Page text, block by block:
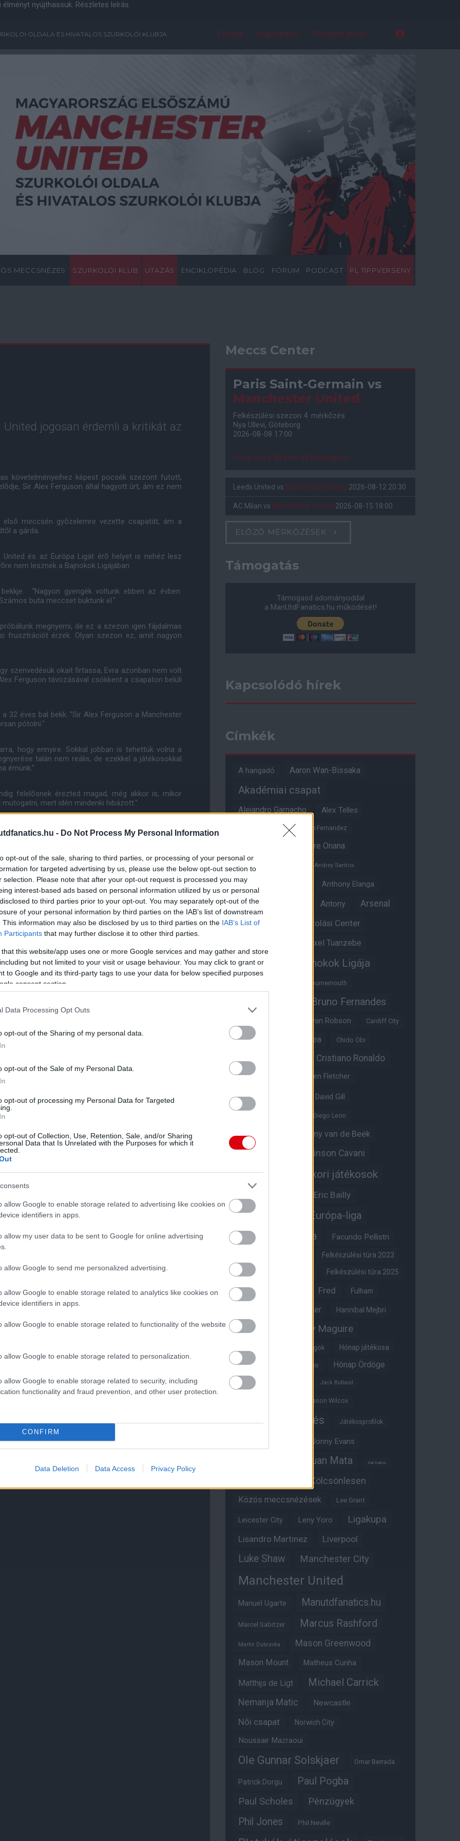
- Do Not Process My Personal Information
opt-out of the sale, sharing to third parties, or processing of your personal or
for targeted advertising by us, please use the below opt-out section to
selection. Please note that after your opt-out request is processed you may
interest-based ads based on personal information utilized by us or personal
to third parties prior to your opt-out. You may separately opt-out of the
of your personal information by third parties on the IAB’s list of downstream
This information may also be disclosed by us to third parties on the IAB’s List of
Participants that may further disclose it to other third parties.
that this website/app uses one or more Google services and may gather and store
but not limited to your visit or usage behaviour. You may click to grant or
to Google and its third-party tags to use your data for below specified purposes
consent section.
Data Processing Opt Outs
opt-out of the Sharing of my personal data.
opt-out of the Sale of my Personal Data.
opt-out of processing my Personal Data for Targeted
opt-out of Collection, Use, Retention, Sale, and/or Sharing
Data that Is Unrelated with the Purposes for which it
allow Google to enable storage related to advertising like cookies on
identifiers in apps.
allow my user data to be sent to Google for online advertising
allow Google to send me personalized advertising.
allow Google to enable storage related to analytics like cookies on
identifiers in apps.
allow Google to enable storage related to functionality of the website
allow Google to enable storage related to personalization.
allow Google to enable storage related to security, including
functionality and fraud prevention, and other user protection.
CONFIRM
Data Deletion Data Access Privacy Policy
nyújthassuk. Részletes leírás
OLDALA ÉS HIVATALOS SZURKOLÓI KLUBJA Főoldal Regisztráció Elfelejtett jelszó
MECCSNÉZÉS SZURKOLÓI KLUB UTAZÁS ENCIKLOPÉDIA BLOG FÓRUM PODCAST PL TIPPVERSENY
jogosan érdemli a kritikát az
követelményeihez képest pocsék szezont futott,
Sir Alex Ferguson által hagyott ûrt, ám ez nem
meccsén gyõzelemre vezette csapatát, ám a
a gárda.
és az Európa Ligát érõ helyet is nehéz lesz
nem lesznek a Bajnokok Ligájában.
"Nagyon gyengék voltunk ebben az évben.
buta meccset buktunk el."
megnyerni, de ez a szezon igen fájdalmas
frusztrációt érzek. Olyan szezon ez, amit nagyon
szenvedésük okait firtassa, Evra azonban nem volt
Ferguson távozásával csökkent a csapaton belüli
32 éves bal bekk. "Sir Alex Ferguson a Manchester
pótolni."
hogy ennyire. Sokkal jobban is tehettük volna a
talán nem reális, de ezekkel a játékosokkal
érnünk."
felelõsnek érezted magad, még akkor is, mikor
mert idén mindenki hibázott."
bízik abban, hogy jövõre ismét versengeni fognak.
United soha nem hal meg és a Manchester
a Manchester City-vel szemben, azt mondtam, a
Közel voltunk ehhez, végül 11 ponttal nyertünk.
folytatástól a Southampton elleni, utolsó bajnokit
pletyka jelent meg errõl, de még nem döntöttem el
és majd meglátjuk."
on is!
ésiOS-re!
működését!
Meccs Center
Paris Saint-Germain vs
Manchester United
Felkészülési szezon 4. mérkőzés
Nya Ullevi, Göteborg
2026-08-08 17:00
0 nap 3 óra 49 perc 42 másodperc
Leeds United vs Manchester United 2026-08-12 20:30
AC Milan vs Manchester United 2026-08-15 18:00
ELŐZŐ MÉRKŐZÉSEK
Támogatás
Támogasd adományoddal
a ManUtdFanatics.hu működését!
Kapcsolódó hírek
Címkék
A hangadó Aaron Wan-Bissaka
Akadémiai csapat
Alejandro Garnacho Alex Telles
Alvaro Fernandez
Andre Onana
Andreas Pereira
Andrey Santos
Angol válogatott Anthony Elanga
Anthony Martial Antony Arsenal
Aston Villa Átigazolási Center
Axel Tuanzebe
Ayden Heaven Bajnokok Ligája
Bournemouth
Bruno Fernandes
Bryan Robson Cardiff City
Casemiro Chelsea Chido Obi
Cristiano Ronaldo
Crystal Palace Darren Fletcher
David De Gea David Gill
Diego Leon
Diogo Dalot
Donny van de Beek
Edinson Cavani
Edzői stáb Egykori játékosok
Eric Bailly
Erik ten Hag Európa-liga
Everton FA-kupa Facundo Pellistri
Felkészülési túra 2023
Felkészülési túra 2024 Felkészülési túra 2025
Felkészülési túra 2026 Fred Fulham
Glazer Hannibal Mejbri
Harry Amass Harry Maguire
Híres magyar Vörös Ördögök Hónap játékosa
Hónap legjobbja szavazás Hónap Ördöge
Hull City Jack Butland
Jason Wilcox
Játékosértékelés Játékosprofilok
Jonny Evans
Juan Mata Karl Darlow
Kölcsönlesen
Közös meccsnézések Lee Grant
Leicester City Leny Yoro Ligakupa
Lisandro Martinez Liverpool
Luke Shaw Manchester City
Manchester United
Manuel Ugarte Manutdfanatics.hu
Marcel Sabitzer Marcus Rashford
Martin Dubravka Mason Greenwood
Mason Mount Matheus Cunha
Matthijs de Ligt Michael Carrick
Nemanja Matic Newcastle
Női csapat Norwich City
Noussair Mazraoui
Ole Gunnar Solskjaer Omar Berrada
Patrick Dorgu Paul Pogba
Paul Scholes Pénzügyek
Phil Jones Phil Neville